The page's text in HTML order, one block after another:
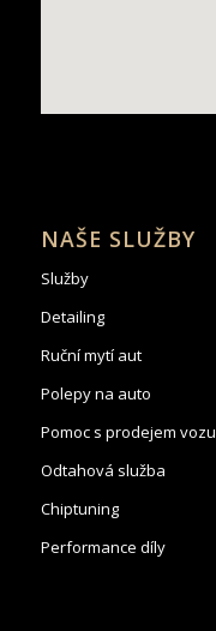
NAŠE SLUŽBY
Služby
Detailing
Ruční mytí aut
Polepy na auto
Pomoc s prodejem vozu
Odtahová služba
Chiptuning
Performance díly